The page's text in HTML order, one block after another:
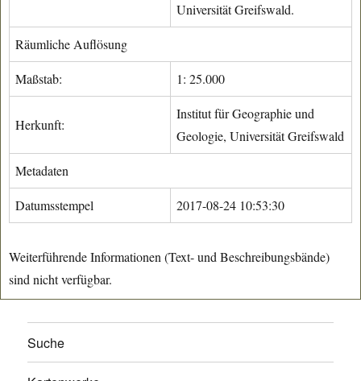
Universität Greifswald.
Räumliche Auflösung
Maßstab: 1: 25.000
Herkunft:
Institut für Geographie und
Geologie, Universität Greifswald
Metadaten
Datumsstempel 2017-08-24 10:53:30
Weiterführende Informationen (Text- und Beschreibungsbände)
sind nicht verfügbar.
Suche